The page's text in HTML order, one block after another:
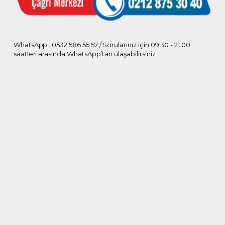
WhatsApp : 0532 586 55 57 / Sorularınız için 09:30 - 21:00
saatleri arasında WhatsApp’tan ulaşabilirsiniz